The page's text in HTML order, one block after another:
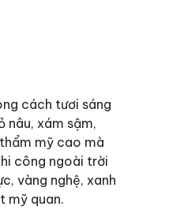
cách tươi sáng
nâu, xám sậm,
mỹ cao mà
công ngoài trời
vàng nghệ, xanh
mỹ quan.